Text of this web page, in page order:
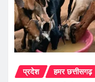
प्रदेश हमर छत्तीसगढ़